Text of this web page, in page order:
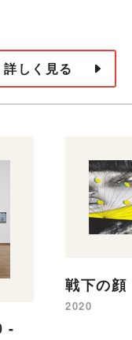
詳しく見る
-
戦下の顔
2020